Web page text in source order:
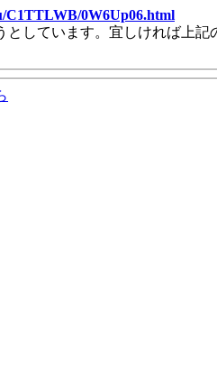
C1TTLWB/0W6Up06.html
としています。宜しければ上